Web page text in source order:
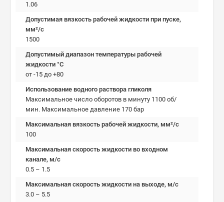
1.06
Допустимая вязкость рабочей жидкости при пуске,
мм²/c
1500
Допустимый диапазон температуры рабочей
жидкости °C
от -15 до +80
Использование водного раствора гликоля
Максимальное число оборотов в минуту 1100 об/
мин. Максимальное давление 170 бар
Максимальная вязкость рабочей жидкости, мм²/c
100
Максимальная скорость жидкости во входном
канале, м/с
0.5 – 1.5
Максимальная скорость жидкости на выходе, м/с
3.0 – 5.5